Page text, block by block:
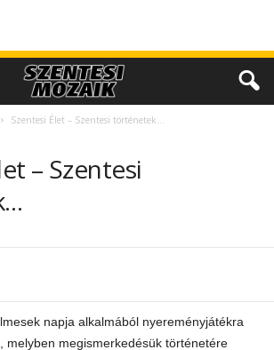
Szentesi Élet – Szentesi történetek…
– Szentesi
napja alkalmából nyereményjátékra
melyben megismerkedésük történetére